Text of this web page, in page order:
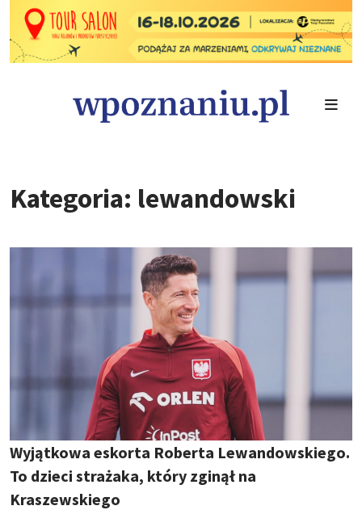
Kategoria: lewandowski
Wyjątkowa eskorta Roberta Lewandowskiego.
To dzieci strażaka, który zginął na
Kraszewskiego